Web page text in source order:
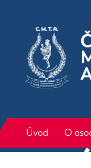
Úvod O